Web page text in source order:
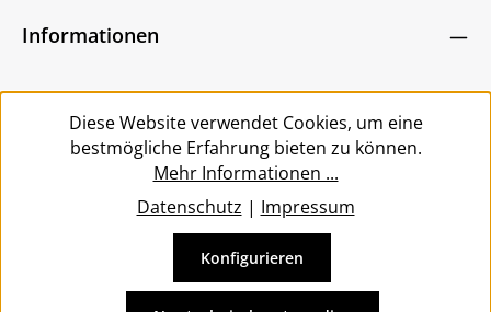
bin mit ihnen einverstanden.
Zeichen ein*
Informationen
Service
Vertrag widerrufen
Diese Website verwendet Cookies, um eine
bestmögliche Erfahrung bieten zu können.
Mehr Informationen ...
Datenschutz | Impressum
Konfigurieren